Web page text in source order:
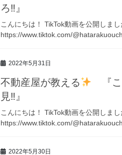
ろ‼︎』
こんにちは！ TikTok動画を公開しま
https://www.tiktok.com/
2022年5月31日
不動産屋が教える
『こ
見‼︎』
こんにちは！ TikTok動画を公開しま
https://www.tiktok.com/
2022年5月30日